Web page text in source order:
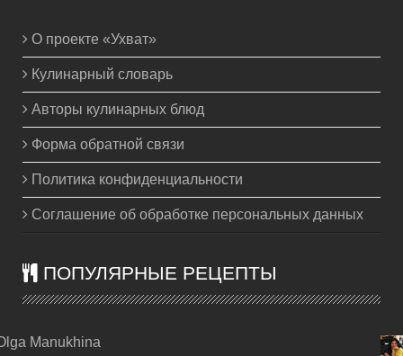
О проекте «Ухват»
Кулинарный словарь
Авторы кулинарных блюд
Форма обратной связи
Политика конфиденциальности
Соглашение об обработке персональных данных
ПОПУЛЯРНЫЕ РЕЦЕПТЫ
Manukhina